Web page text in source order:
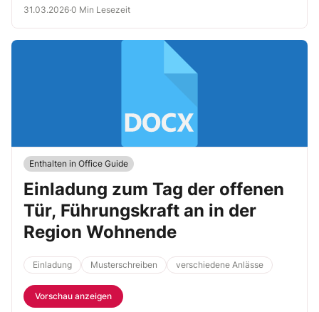
31.03.2026·0 Min Lesezeit
Enthalten in Office Guide
Einladung zum Tag der offenen
Tür, Führungskraft an in der
Region Wohnende
Einladung Musterschreiben verschiedene Anlässe
Vorschau anzeigen